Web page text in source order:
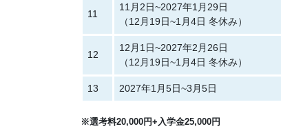
11
11月2日~2027年1月29日
（12月19日~1月4日 冬休み）
12
12月1日~2027年2月26日
（12月19日~1月4日 冬休み）
13 2027年1月5日~3月5日
※選考料20,000円+入学金25,000円